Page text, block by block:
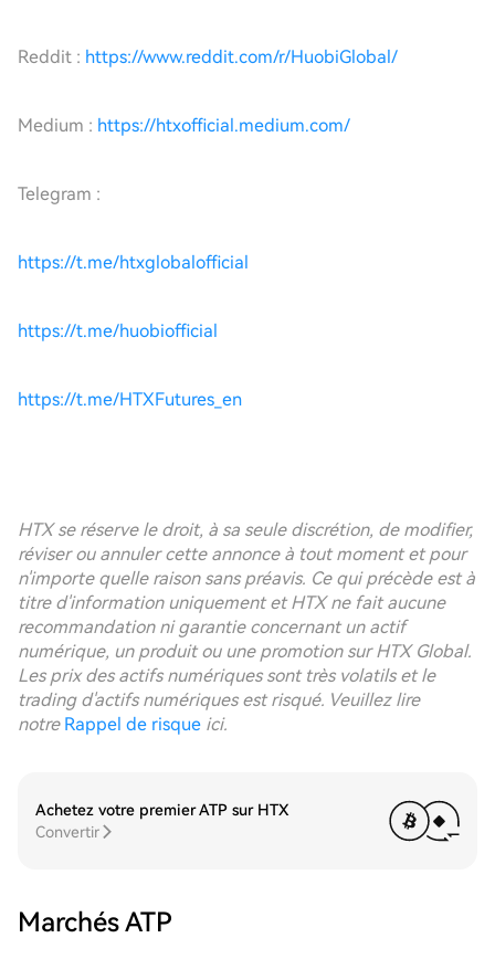
Reddit : https://www.reddit.com/r/HuobiGlobal/
Medium : https://htxofficial.medium.com/
Telegram :
https://t.me/htxglobalofficial
https://t.me/huobiofficial
https://t.me/HTXFutures_en
HTX se réserve le droit, à sa seule discrétion, de modifier,
réviser ou annuler cette annonce à tout moment et pour
n'importe quelle raison sans préavis. Ce qui précède est à
titre d'information uniquement et HTX ne fait aucune
recommandation ni garantie concernant un actif
numérique, un produit ou une promotion sur HTX Global.
Les prix des actifs numériques sont très volatils et le
trading d'actifs numériques est risqué. Veuillez lire
notre Rappel de risque ici.
Achetez votre premier ATP sur HTX
Convertir
Marchés ATP